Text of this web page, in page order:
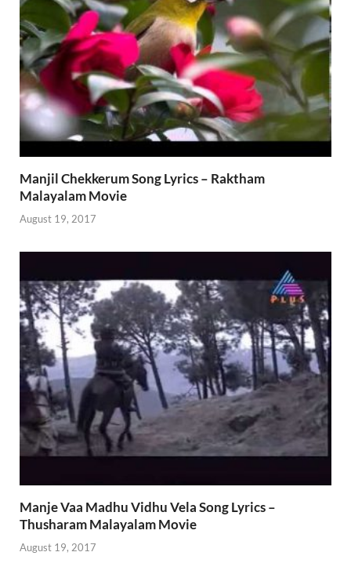
Manjil Chekkerum Song Lyrics – Raktham
Malayalam Movie
August 19, 2017
Manje Vaa Madhu Vidhu Vela Song Lyrics –
Thusharam Malayalam Movie
August 19, 2017